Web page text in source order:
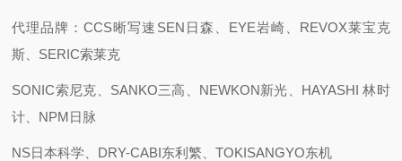
代理品牌：CCS晰写速 SEN日森、EYE岩崎、REVOX莱宝克
斯、SERIC索莱克
SONIC索尼克、SANKO三高、NEWKON新光、HAYASHI 林时
计、NPM日脉
NS日本科学、DRY-CABI东利繁、TOKISANGYO东机